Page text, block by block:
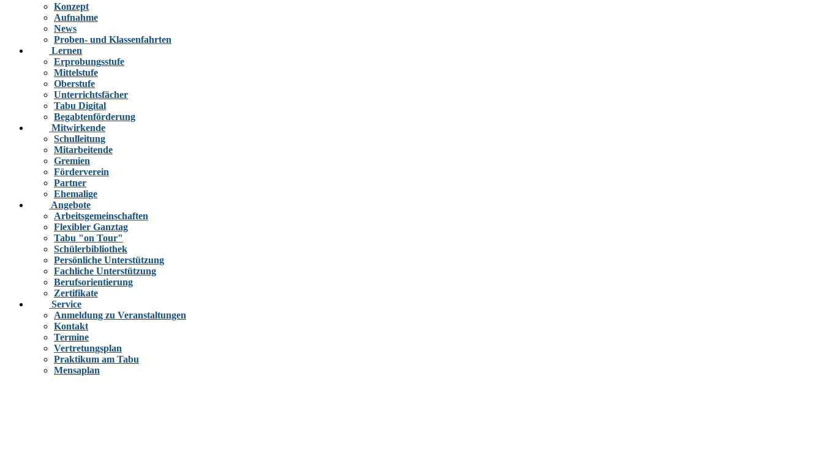
Konzept
Aufnahme
News
Proben- und Klassenfahrten
Lernen
Erprobungsstufe
Mittelstufe
Oberstufe
Unterrichtsfächer
Tabu Digital
Begabtenförderung
Mitwirkende
Schulleitung
Mitarbeitende
Gremien
Förderverein
Partner
Ehemalige
Angebote
Arbeitsgemeinschaften
Flexibler Ganztag
Tabu "on Tour"
Schülerbibliothek
Persönliche Unterstützung
Fachliche Unterstützung
Berufsorientierung
Zertifikate
Service
Anmeldung zu Veranstaltungen
Kontakt
Termine
Vertretungsplan
Praktikum am Tabu
Mensaplan